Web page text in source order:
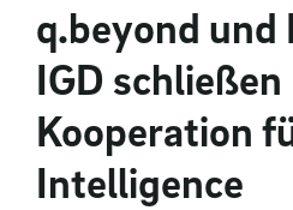
q.beyond und
IGD schließen
Kooperation
Intelligence